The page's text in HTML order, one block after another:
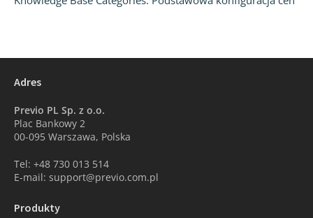
Adres
Previo PL Sp. z o.o.
Plac Bankowy 2
00-095 Warszawa, Polska
Tel: +48 730 013 514
E-mail: support@previo.com.pl
Produkty